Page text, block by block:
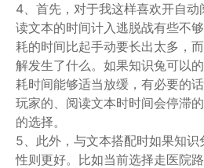
4、首先，对于我这样喜欢开自
读文本的时间计入逃脱战有些不
耗的时间比起手动要长出太多，
解发生了什么。如果知识兔可以
耗时间能够适当放缓，有必要的
玩家的、阅读文本时时间会停滞
的选择。
5、此外，与文本搭配时如果知
性则更好。比如当前选择走医院